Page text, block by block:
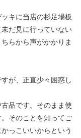
キに当店の杉足場板
だ見に行っていない
らから声がかかりま
が、正直少々困惑し
品です。そのまま使
そのことを知ってご
っこいいからという